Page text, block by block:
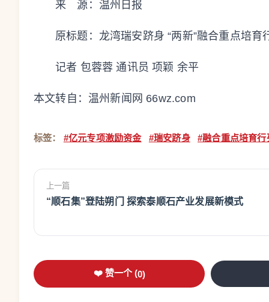
来 源：温州日报
原标题： 龙湾瑞安跻身 “两新”融合重点培
记者 包蓉蓉 通讯员 项颖 余平
本文转自： 温州新闻网 66wz.com
标签： #亿元专项激励资金 #瑞安跻身 #融合重点培育行
上一篇
“顺石集”登陆朔门 探索泰顺石产业发展新模式
❤️ 赞一个 (0)